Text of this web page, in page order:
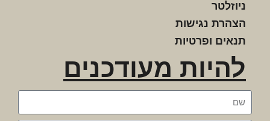
ניוזלטר
הצהרת נגישות
תנאים ופרטיות
להיות מעודכנים